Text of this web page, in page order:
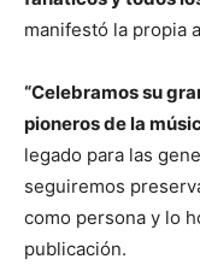
manifestó la propia
“Celebramos su
pioneros de la
legado para las
seguiremos
como persona y lo
publicación.